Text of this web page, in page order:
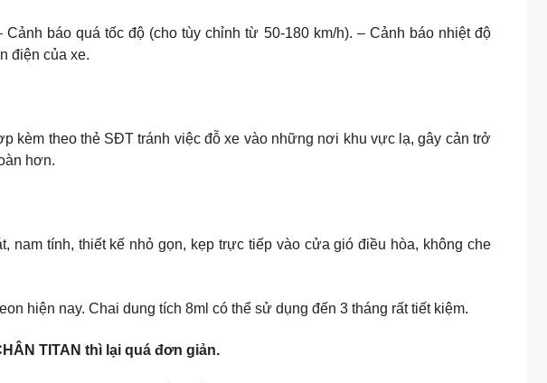
báo quá tốc độ (cho tùy chỉnh từ 50-180 km/h). – Cảnh báo nhiệt độ
điện của xe.
kèm theo thẻ SĐT tránh việc đỗ xe vào những nơi khu vực lạ, gây cản trở
hơn.
tính, thiết kế nhỏ gọn, kẹp trực tiếp vào cửa gió điều hòa, không che
hiện nay. Chai dung tích 8ml có thể sử dụng đến 3 tháng rất tiết kiệm.
TITAN thì lại quá đơn giản.